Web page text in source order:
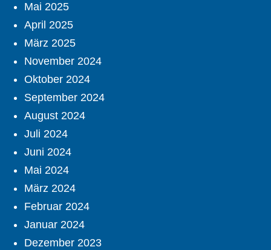
Mai 2025
April 2025
März 2025
November 2024
Oktober 2024
September 2024
August 2024
Juli 2024
Juni 2024
Mai 2024
März 2024
Februar 2024
Januar 2024
Dezember 2023